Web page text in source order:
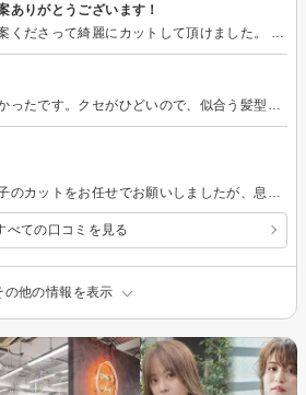
ありがとうございます！
べての口コミを見る
の他の情報を表示